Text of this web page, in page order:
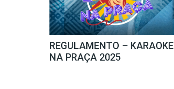
REGULAMENTO – KARAOKE
NA PRAÇA 2025